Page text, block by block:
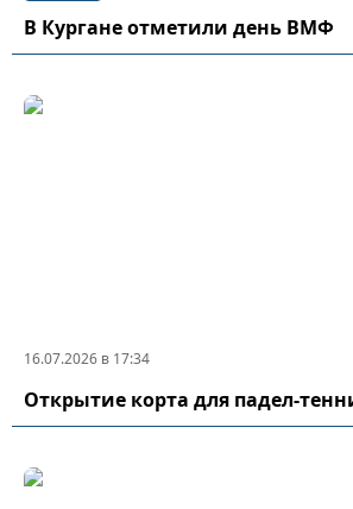
В Кургане отметили день ВМФ
16.07.2026 в 17:34
Открытие корта для падел-